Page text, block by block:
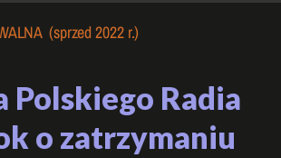
(sprzed 2022 r.)
Polskiego Radia
o zatrzymaniu